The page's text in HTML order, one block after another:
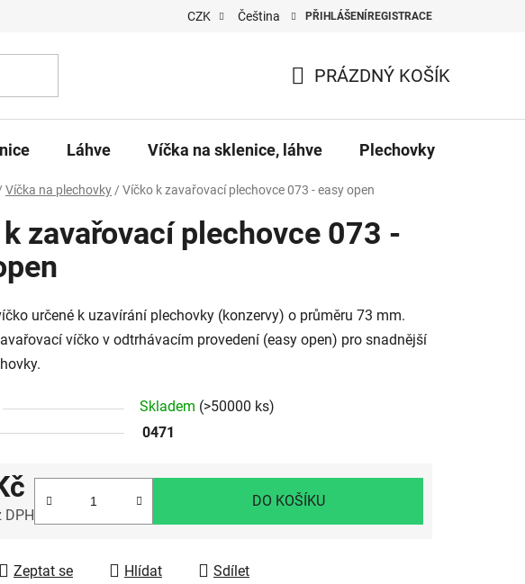
CZK Čeština PŘIHLÁŠENÍ REGISTRACE
KOŠÍK
PRÁZDNÝ KOŠÍK
Láhve Víčka na sklenice, láhve Plechovky
Víčka na plechovky / Víčko k zavařovací plechovce 073 - easy open
zavařovací plechovce 073 -
určené k uzavírání plechovky (konzervy) o průměru 73 mm.
víčko v odtrhávacím provedení (easy open) pro snadnější
Skladem (>50000 ks)
0471
DPH
DO KOŠÍKU
Zeptat se Hlídat Sdílet